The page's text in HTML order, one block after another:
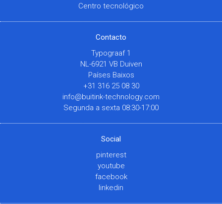
Centro tecnológico
Contacto
Typograaf 1
NL-6921 VB Duiven
Países Baixos
+31 316 25 08 30
info@buitink-technology.com
Segunda a sexta 08:30-17:00
Social
pinterest
youtube
facebook
linkedin